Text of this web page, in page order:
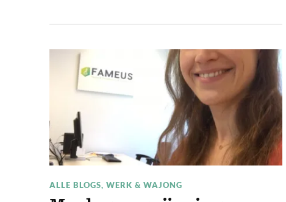
ALLE BLOGS, WERK & WAJONG